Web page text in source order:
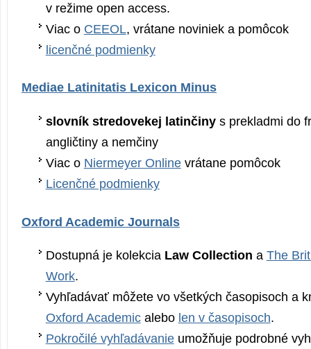
v režime open access.
Viac o CEEOL, vrátane noviniek a pomôcok
licenčné podmienky
Mediae Latinitatis Lexicon Minus
slovník stredovekej latinčinys prekladmi do
angličtiny a nemčiny
Viac o Niermeyer Onlinevrátane pomôcok
Licenčné podmienky
Oxford Academic Journals
Dostupná je kolekcia Law Collection a The
Work.
Vyhľadávať môžete vo všetkých časopisoch a
Oxford Academicalebo len v časopisoch.
Pokročilé vyhľadávanieumožňuje podrobné